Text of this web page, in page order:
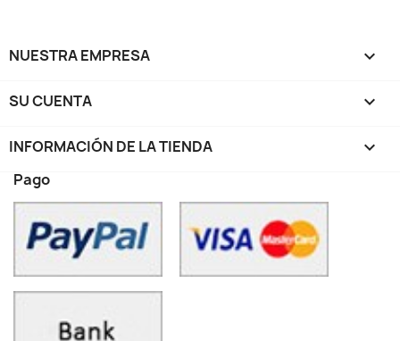
NUESTRA EMPRESA 
SU CUENTA 
INFORMACIÓN DE LA TIENDA keyboard_arrow_down
Pago